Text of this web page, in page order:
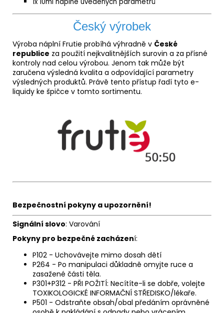
Český výrobek
Výroba náplní Frutie probíhá výhradně v České
republice za použití nejkvalitnějších surovin a za přísné
kontroly nad celou výrobou. Jenom tak může být
zaručena výsledná kvalita a odpovídající parametry
výsledných produktů. Právě tento přístup řadí tyto e-
liquidy ke špičce v tomto sortimentu.
Bezpečnostní pokyny a upozornění!
Signální slovo: Varování
Pokyny pro bezpečné zacházení:
P102 - Uchovávejte mimo dosah dětí
P264 - Po manipulaci důkladně omyjte ruce a
zasažené části těla.
P301+P312 - PŘI POŽITÍ: Necítíte-li se dobře, volejte
TOXIKOLOGICKÉ INFORMAČNÍ STŘEDISKO/lékaře.
P501 - Odstraňte obsah/obal předáním oprávněné